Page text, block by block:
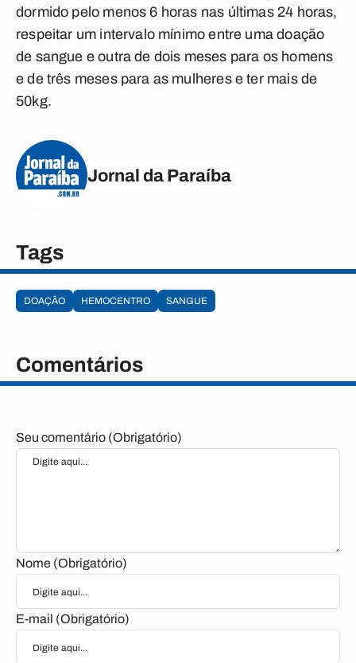
dormido pelo menos 6 horas nas últimas 24 horas,
respeitar um intervalo mínimo entre uma doação
de sangue e outra de dois meses para os homens
e de três meses para as mulheres e ter mais de
50kg.
Jornal da Paraíba
Tags
DOAÇÃO HEMOCENTRO SANGUE
Comentários
Seu comentário (Obrigatório)
Nome (Obrigatório)
E-mail (Obrigatório)